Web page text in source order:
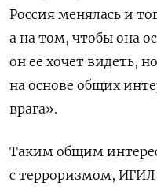
Россия менялась и
а на том, чтобы она
он ее хочет видеть,
на основе общих
врага».
Таким общим
с терроризмом, ИГИЛ